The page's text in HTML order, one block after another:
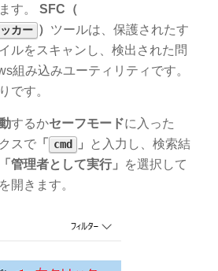
す。 SFC（
カー ） ツールは、保護されたす
ルをスキャンし、検出された問
組み込みユーティリティです。
です。
するかセーフモードに入った
スで 「 cmd 」
と入力し、検索結
「管理者として実行」
を選択して
を開きます。